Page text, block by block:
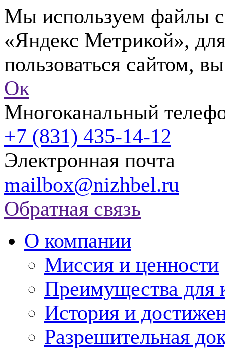
Мы используем файлы
«Яндекс Метрикой»,
пользоваться сайтом,
Ок
Многоканальный
+7 (831) 435-14-12
Электронная почта
mailbox@nizhbel.ru
Обратная связь
О компании
Миссия и ценности
Преимущества для
История и
Разрешительная